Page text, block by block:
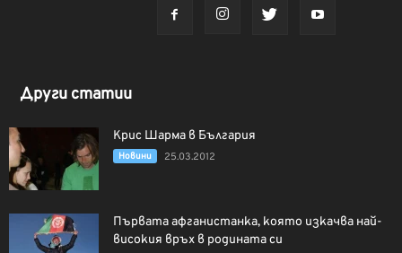
Други статии
Крис Шарма в България
Новини 25.03.2012
Първата афганистанка, която изкачва най-
високия връх в родината си